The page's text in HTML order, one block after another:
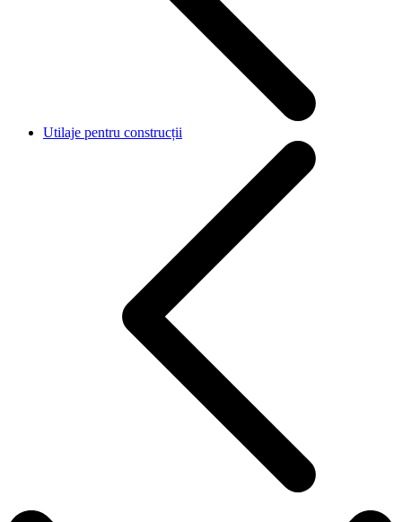
Utilaje pentru construcții